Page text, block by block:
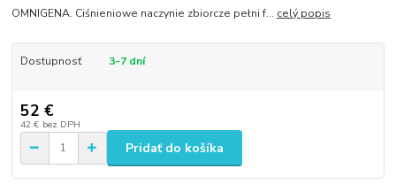
OMNIGENA. Ciśnieniowe naczynie zbiorcze pełni f... celý popis
Dostupnosť 3-7 dní
52 €
42 € bez DPH
Pridať do košíka